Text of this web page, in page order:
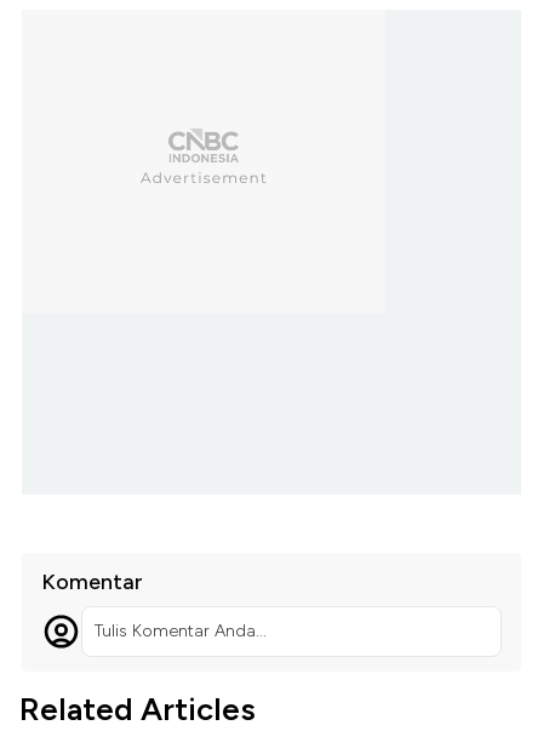
Komentar
Tulis Komentar Anda...
Related Articles